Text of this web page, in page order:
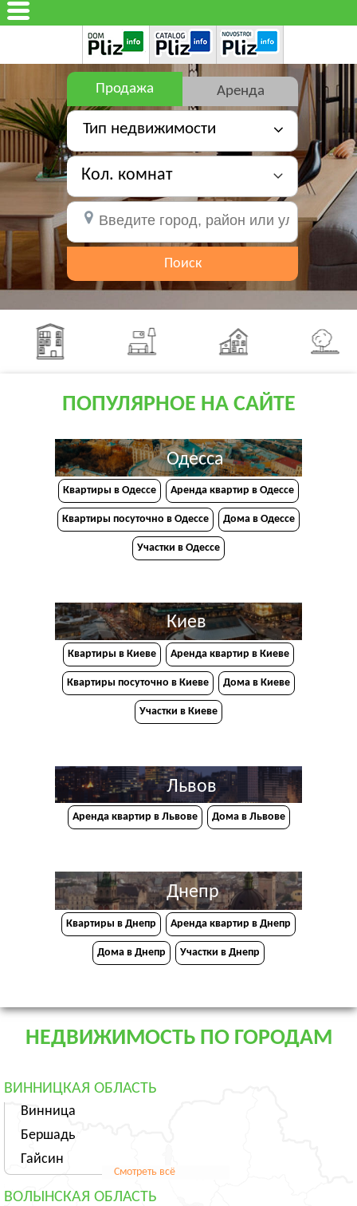
Продажа Аренда
Тип недвижимости
Кол. комнат
Поиск
ПОПУЛЯРНОЕ НА САЙТЕ
Одесса
Квартиры в Одессе Аренда квартир в Одессе
Квартиры посуточно в Одессе Дома в Одессе
Участки в Одессе
Киев
Квартиры в Киеве Аренда квартир в Киеве
Квартиры посуточно в Киеве Дома в Киеве
Участки в Киеве
Львов
Аренда квартир в Львове Дома в Львове
Днепр
Квартиры в Днепр Аренда квартир в Днепр
Дома в Днепр Участки в Днепр
НЕДВИЖИМОСТЬ ПО ГОРОДАМ
ВИННИЦКАЯ ОБЛАСТЬ
Винница
Бершадь
Гайсин
Смотреть всё
ВОЛЫНСКАЯ ОБЛАСТЬ